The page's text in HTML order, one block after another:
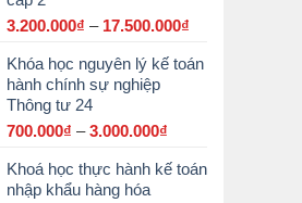
3.200.000₫ – 17.500.000₫
từ
Khóa học nguyên lý kế toán
hành chính sự nghiệp
Thông tư 24
700.000₫ – 3.000.000₫
từ
Khoá học thực hành kế toán
nhập khẩu hàng hóa